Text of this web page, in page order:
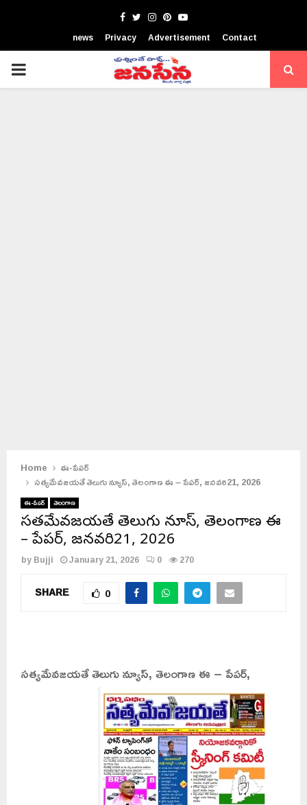
Facebook
TwitterInstagram
Pinterest
Youtube
news Privacy Advertisement Contact
PRIMARY
Home
ఈ-పేపర్
సత్యమేవజయతే తెలుగు న్యూస్, తెలంగాణ ఈ – పేపర్, జనవరి21, 2026
ఈ-పేపర్ తెలంగాణ
సత్యమేవజయతే తెలుగు న్యూస్, తెలంగాణ ఈ
– పేపర్, జనవరి21, 2026
byBujji January 21, 2026 0 270
SHARE 0
సత్యమేవజయతే తెలుగు న్యూస్, తెలంగాణ ఈ – పేపర్,